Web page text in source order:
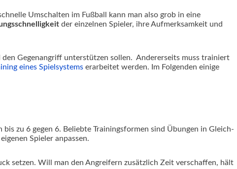
Umschalten im Fußball kann man also grob in eine
der einzelnen Spieler, ihre Aufmerksamkeit und
Gegenangriff unterstützen sollen. Andererseits muss trainiert
eines Spielsystems erarbeitet werden. Im Folgenden einige
zu 6 gegen 6. Beliebte Trainingsformen sind Übungen in Gleich-
Spieler anpassen.
setzen. Will man den Angreifern zusätzlich Zeit verschaffen, hält